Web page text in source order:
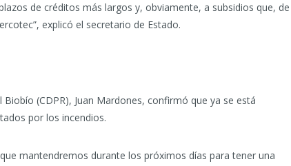
de créditos más largos y, obviamente, a subsidios que, de
explicó el secretario de Estado.
(CDPR), Juan Mardones, confirmó que ya se está
por los incendios.
mantendremos durante los próximos días para tener una